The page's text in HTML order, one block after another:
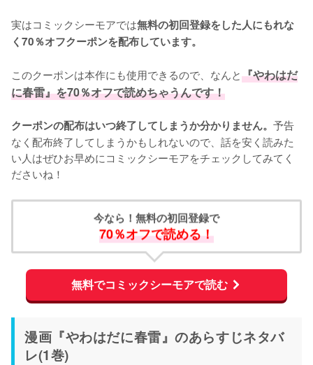
実はコミックシーモアでは無料の初回登録をした人にもれな
く70％オフクーポンを配布しています。
このクーポンは本作にも使用できるので、なんと『やわはだ
に春雷』を70％オフで読めちゃうんです！
クーポンの配布はいつ終了してしまうか分かりません。 予告
なく配布終了してしまうかもしれないので、話を安く読みた
い人はぜひお早めにコミックシーモアをチェックしてみてく
ださいね！
今なら！無料の初回登録で
70％オフで読める！
無料でコミックシーモアで読む
漫画『やわはだに春雷』のあらすじネタバ
レ(1巻)